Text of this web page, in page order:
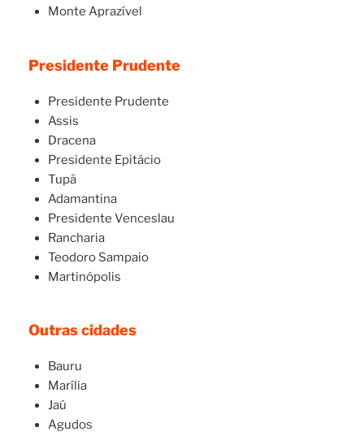
Monte Aprazível
Presidente Prudente
Presidente Prudente
Assis
Dracena
Presidente Epitácio
Tupã
Adamantina
Presidente Venceslau
Rancharia
Teodoro Sampaio
Martinópolis
Outras cidades
Bauru
Marília
Jaú
Agudos